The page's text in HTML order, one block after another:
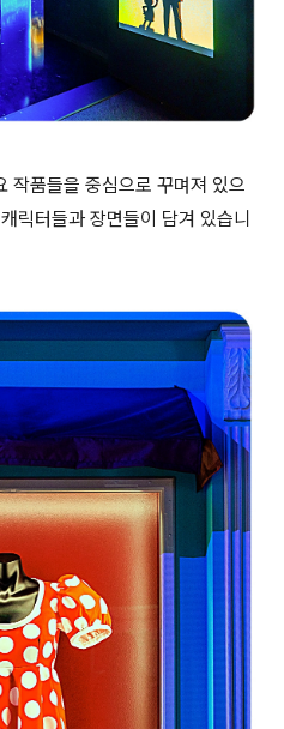
작품들을 중심으로 꾸며져 있으
릭터들과 장면들이 담겨 있습니